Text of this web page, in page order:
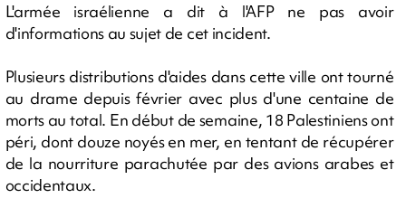
L'armée israélienne a dit à l'AFP ne pas avoir
d'informations au sujet de cet incident.
Plusieurs distributions d'aides dans cette ville ont tourné
au drame depuis février avec plus d'une centaine de
morts au total. En début de semaine, 18 Palestiniens ont
péri, dont douze noyés en mer, en tentant de récupérer
de la nourriture parachutée par des avions arabes et
occidentaux.